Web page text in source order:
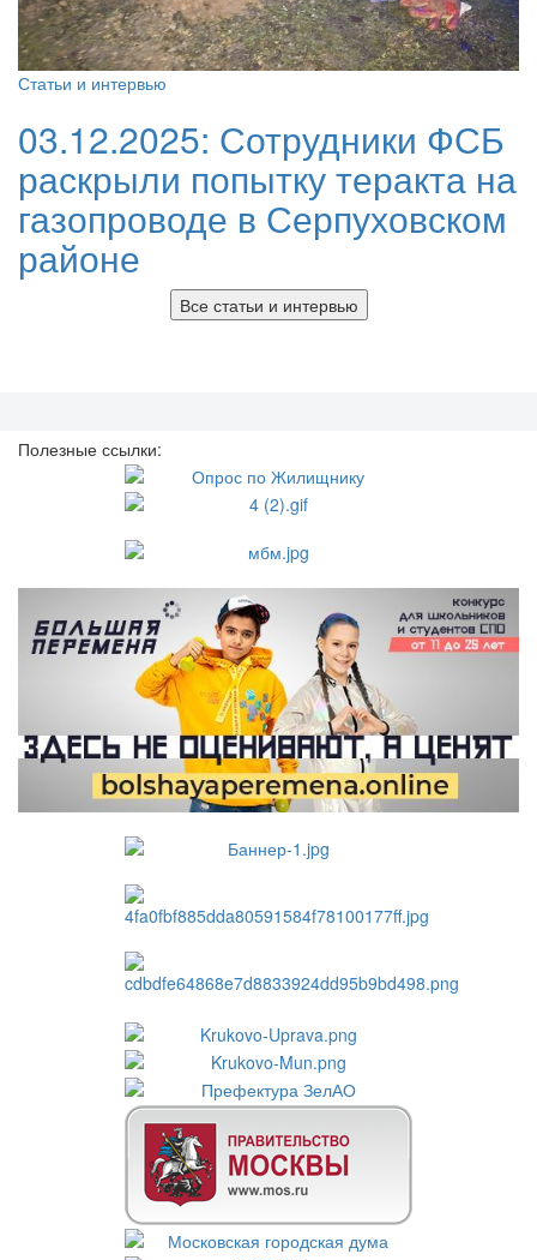
Статьи и интервью
03.12.2025: Сотрудники ФСБ
раскрыли попытку теракта на
газопроводе в Серпуховском
районе
Все статьи и интервью
Полезные ссылки: